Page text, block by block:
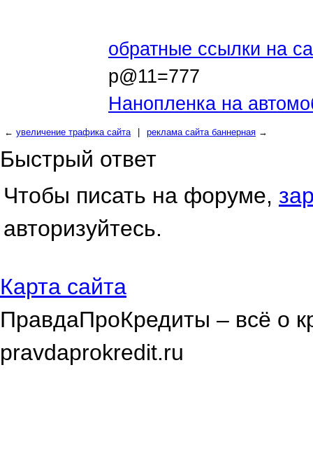
обратные ссылки на
p@11=777
Нанопленка на
← увеличение трафика сайта реклама сайта баннерная →
Быстрый ответ
Чтобы писать на форуме,
авторизуйтесь.
Карта сайта
ПравдаПроКредиты – всё о
pravdaprokredit.ru